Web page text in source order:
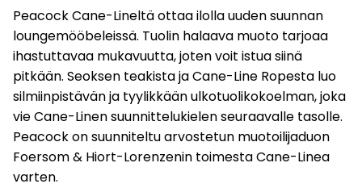
Peacock Cane-Lineltä ottaa ilolla uuden suunnan
loungemööbeleissä. Tuolin halaava muoto tarjoaa
ihastuttavaa mukavuutta, joten voit istua siinä
pitkään. Seoksen teakista ja Cane-Line Ropesta luo
silmiinpistävän ja tyylikkään ulkotuolikokoelman, joka
vie Cane-Linen suunnittelukielen seuraavalle tasolle.
Peacock on suunniteltu arvostetun muotoilijaduon
Foersom & Hiort-Lorenzenin toimesta Cane-Linea
varten.